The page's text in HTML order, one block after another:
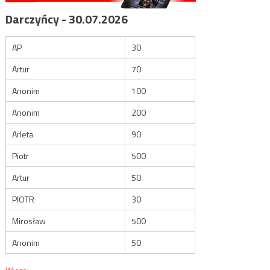
Darczyńcy - 30.07.2026
AP
30
Artur
70
Anonim
100
Anonim
200
Arleta
90
Piotr
500
Artur
50
PIOTR
30
Mirosław
500
Anonim
50